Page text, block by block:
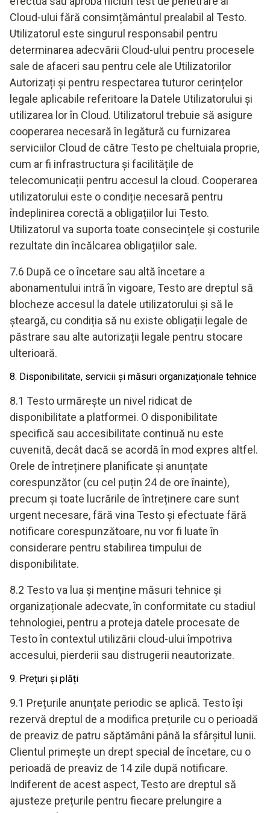
Cloud-ului fără consimțământul prealabil al Testo.
Utilizatorul este singurul responsabil pentru
determinarea adecvării Cloud-ului pentru procesele
sale de afaceri sau pentru cele ale Utilizatorilor
Autorizați și pentru respectarea tuturor cerințelor
legale aplicabile referitoare la Datele Utilizatorului și
utilizarea lor în Cloud. Utilizatorul trebuie să asigure
cooperarea necesară în legătură cu furnizarea
serviciilor Cloud de către Testo pe cheltuiala proprie,
cum ar fi infrastructura și facilitățile de
telecomunicații pentru accesul la cloud. Cooperarea
utilizatorului este o condiție necesară pentru
îndeplinirea corectă a obligațiilor lui Testo.
Utilizatorul va suporta toate consecințele și costurile
rezultate din încălcarea obligațiilor sale.
7.6 După ce o încetare sau altă încetare a
abonamentului intră în vigoare, Testo are dreptul să
blocheze accesul la datele utilizatorului și să le
șteargă, cu condiția să nu existe obligații legale de
păstrare sau alte autorizații legale pentru stocare
ulterioară.
8. Disponibilitate, servicii și măsuri organizaționale tehnice
8.1 Testo urmărește un nivel ridicat de
disponibilitate a platformei. O disponibilitate
specifică sau accesibilitate continuă nu este
cuvenită, decât dacă se acordă în mod expres altfel.
Orele de întreținere planificate și anunțate
corespunzător (cu cel puțin 24 de ore înainte),
precum și toate lucrările de întreținere care sunt
urgent necesare, fără vina Testo și efectuate fără
notificare corespunzătoare, nu vor fi luate în
considerare pentru stabilirea timpului de
disponibilitate.
8.2 Testo va lua și menține măsuri tehnice și
organizaționale adecvate, în conformitate cu stadiul
tehnologiei, pentru a proteja datele procesate de
Testo în contextul utilizării cloud-ului împotriva
accesului, pierderii sau distrugerii neautorizate.
9. Prețuri și plăți
9.1 Prețurile anunțate periodic se aplică. Testo își
rezervă dreptul de a modifica prețurile cu o perioadă
de preaviz de patru săptămâni până la sfârșitul lunii.
Clientul primește un drept special de încetare, cu o
perioadă de preaviz de 14 zile după notificare.
Indiferent de acest aspect, Testo are dreptul să
ajusteze prețurile pentru fiecare prelungire a